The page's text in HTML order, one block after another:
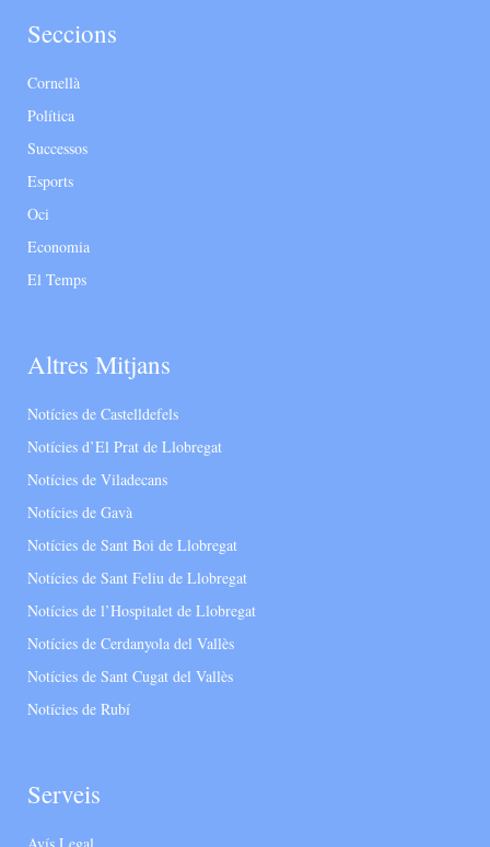
Seccions
Cornellà
Política
Successos
Esports
Oci
Economia
El Temps
Altres Mitjans
Notícies de Castelldefels
Notícies d’El Prat de Llobregat
Notícies de Viladecans
Notícies de Gavà
Notícies de Sant Boi de Llobregat
Notícies de Sant Feliu de Llobregat
Notícies de l’Hospitalet de Llobregat
Notícies de Cerdanyola del Vallès
Notícies de Sant Cugat del Vallès
Notícies de Rubí
Serveis